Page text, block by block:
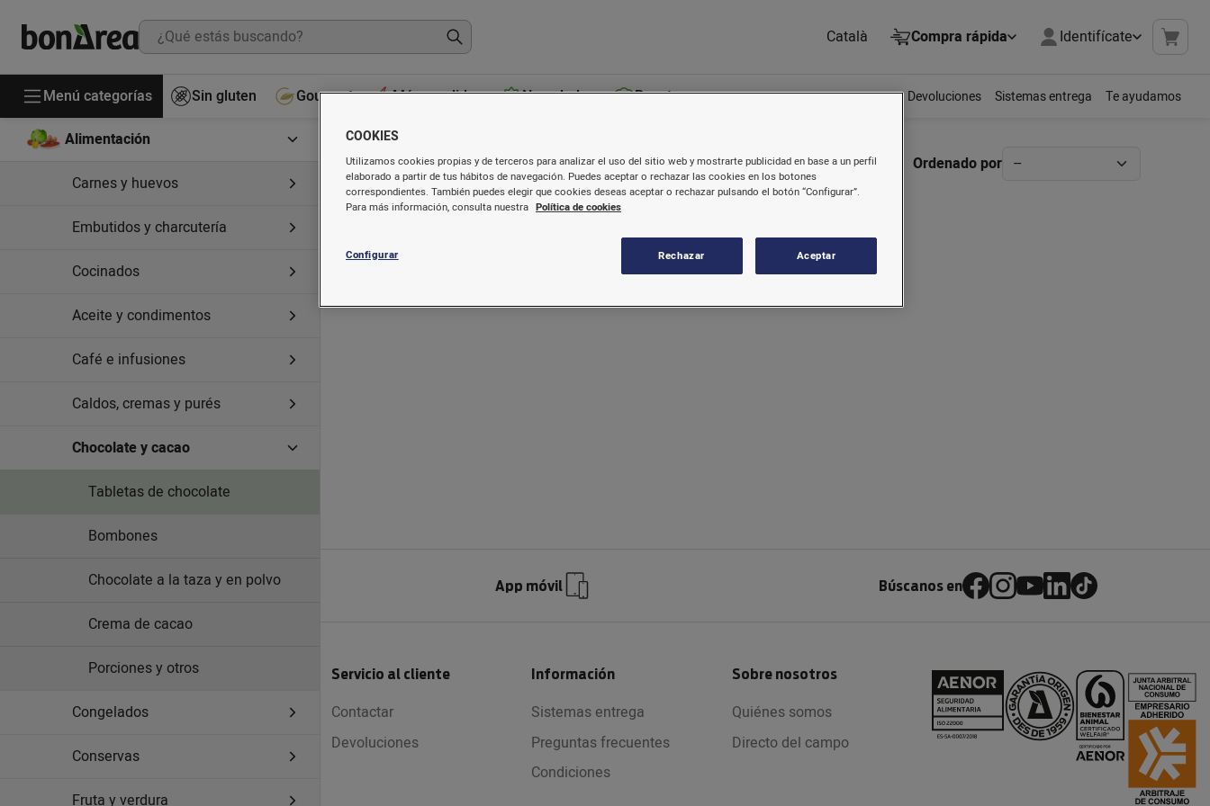
Català Compra rápida Identifícate
Menú categorías Sin gluten Gourmet Más vendidos Novedades Recetas Devoluciones Sistemas entrega Te ayudamos
Alimentación
Carnes y huevos
Embutidos y charcutería
Cocinados
Aceite y condimentos
Café e infusiones
Caldos, cremas y purés
Chocolate y cacao
Tabletas de chocolate
Bombones
Chocolate a la taza y en polvo
Crema de cacao
Porciones y otros
Congelados
Conservas
Fruta y verdura
Chocolate y cacao Ordenado por
App móvil Búscanos en
Servicio al cliente
Contactar
Devoluciones
Información
Sistemas entrega
Preguntas frecuentes
Condiciones
Sobre nosotros
Quiénes somos
Directo del campo
COOKIES
Utilizamos cookies propias y de terceros para analizar el uso del sitio web y mostrarte publicidad en base a un perfil
elaborado a partir de tus hábitos de navegación. Puedes aceptar o rechazar las cookies en los botones
correspondientes. También puedes elegir que cookies deseas aceptar o rechazar pulsando el botón “Configurar”.
Para más información, consulta nuestra Política de cookies
Configurar Rechazar Aceptar